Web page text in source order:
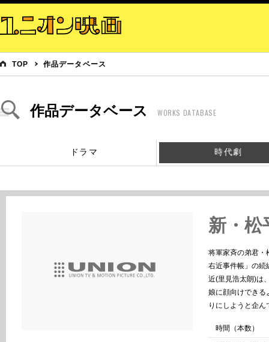
TOP 作品データベース
作品データベース WORKS DATABASE
ドラマ 時代劇
新・松
将軍家斉の弟君・
右近事件帳」の続
近(里見浩太朗)は
娘に顔向けできる
りにしようと企ん
時間（本数）